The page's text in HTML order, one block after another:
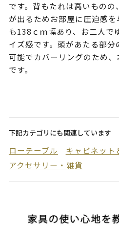
です。背もたれは高いもの
が出るためお部屋に圧迫感
も138ｃｍ幅あり、お二人で
イズ感です。頭があたる部
可能でカバーリングのため
です。
下記カテゴリにも関連しています
ローテーブル
キャビネット
アクセサリー・雑貨